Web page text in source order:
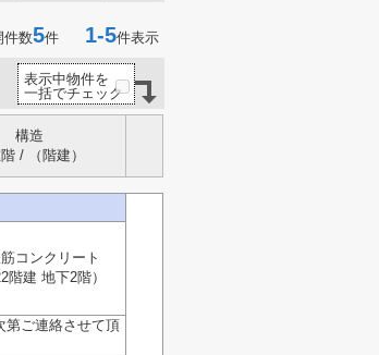
件数5件 1-5件表示
表示中物件を
一括でチェック
構造
/ （階建）
コンクリート
階建 地下2階）
第ご連絡させて頂